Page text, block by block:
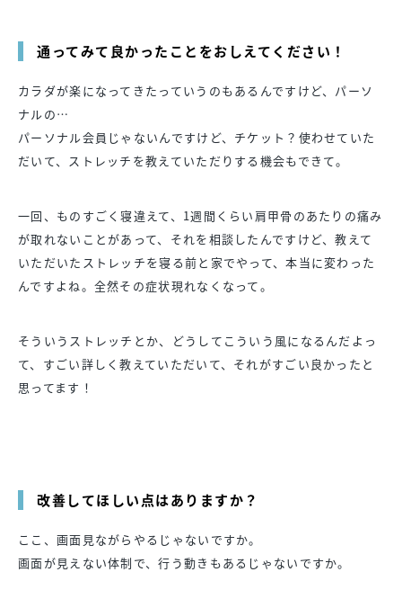
通ってみて良かったことをおしえてください！
カラダが楽になってきたっていうのもあるんですけど、パーソ
ナルの…
パーソナル会員じゃないんですけど、チケット？使わせていた
だいて、ストレッチを教えていただりする機会もできて。
一回、ものすごく寝違えて、1週間くらい肩甲骨のあたりの痛み
が取れないことがあって、それを相談したんですけど、教えて
いただいたストレッチを寝る前と家でやって、本当に変わった
んですよね。全然その症状現れなくなって。
そういうストレッチとか、どうしてこういう風になるんだよっ
て、すごい詳しく教えていただいて、それがすごい良かったと
思ってます！
改善してほしい点はありますか？
ここ、画面見ながらやるじゃないですか。
画面が見えない体制で、行う動きもあるじゃないですか。